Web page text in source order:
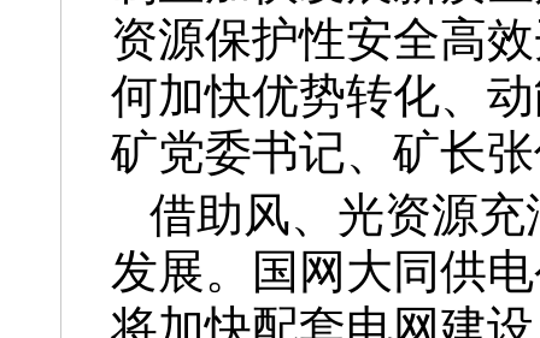
资源保护性安全高
何加快优势转化、
矿党委书记、矿长
借助风、光资源
发展。国网大同供